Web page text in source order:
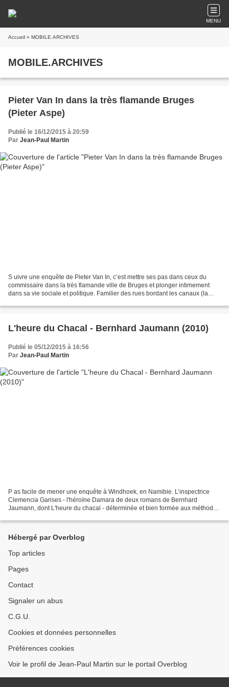
MENU
Accueil » MOBILE.ARCHIVES
MOBILE.ARCHIVES
Pieter Van In dans la très flamande Bruges
(Pieter Aspe)
Publié le 16/12/2015 à 20:59
Par Jean-Paul Martin
S uivre une enquête de Pieter Van In, c’est mettre ses pas dans ceux du
commissaire dans la très flamande ville de Bruges et plonger intimement
dans sa vie sociale et politique. Familier des rues bordant les canaux (la
L'heure du Chacal - Bernhard Jaumann (2010)
Publié le 05/12/2015 à 16:56
Par Jean-Paul Martin
P as facile de mener une enquête à Windhoek, en Namibie. L’inspectrice
Clemencia Garises - l'héroïne Damara de deux romans de Bernhard
Jaumann, dont L'heure du chacal - déterminée et bien formée aux méthodes
Hébergé par Overblog
Top articles
Pages
Contact
Signaler un abus
C.G.U.
Cookies et données personnelles
Préférences cookies
Voir le profil de Jean-Paul Martin sur le portail Overblog